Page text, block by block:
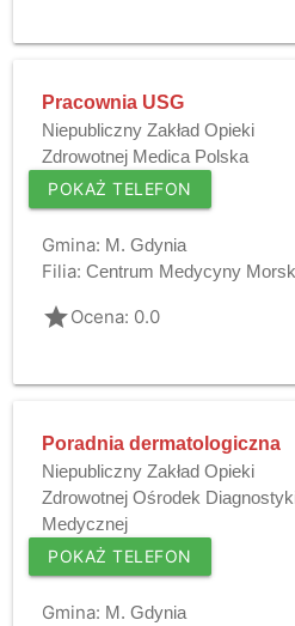
Pracownia USG
Niepubliczny Zakład Opieki
Zdrowotnej Medica Polska
POKAŻ TELEFON
Gmina: M. Gdynia
Filia: Centrum Medycyny
gradeOcena: 0.0
Poradnia dermatologiczna
Niepubliczny Zakład Opieki
Zdrowotnej Ośrodek
Medycznej
POKAŻ TELEFON
Gmina: M. Gdynia